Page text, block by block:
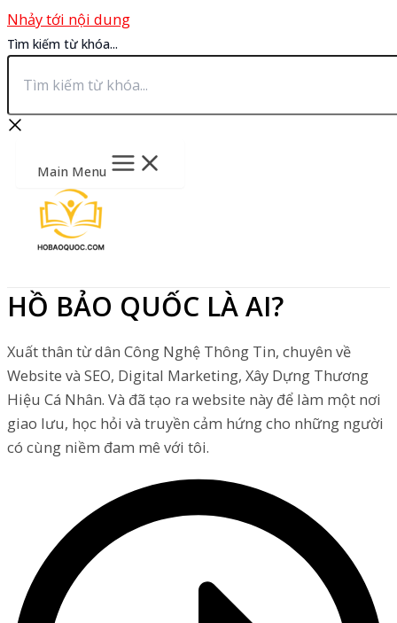
Nhảy tới nội dung
Tìm kiếm từ khóa...
Main Menu
HỒ BẢO QUỐC LÀ AI?
Xuất thân từ dân Công Nghệ Thông Tin, chuyên về
Website và SEO, Digital Marketing, Xây Dựng Thương
Hiệu Cá Nhân. Và đã tạo ra website này để làm một nơi
giao lưu, học hỏi và truyền cảm hứng cho những người
có cùng niềm đam mê với tôi.